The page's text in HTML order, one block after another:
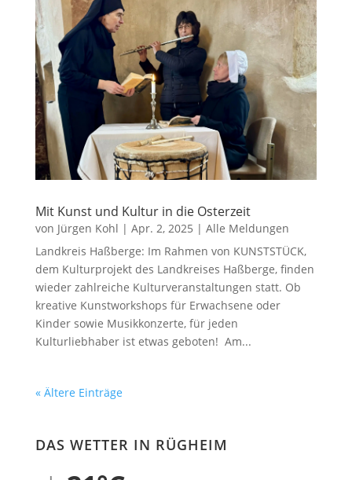
Mit Kunst und Kultur in die Osterzeit
von Jürgen Kohl | Apr. 2, 2025 | Alle Meldungen
Landkreis Haßberge: Im Rahmen von KUNSTSTÜCK,
dem Kulturprojekt des Landkreises Haßberge, finden
wieder zahlreiche Kulturveranstaltungen statt. Ob
kreative Kunstworkshops für Erwachsene oder
Kinder sowie Musikkonzerte, für jeden
Kulturliebhaber ist etwas geboten! Am...
« Ältere Einträge
DAS WETTER IN RÜGHEIM